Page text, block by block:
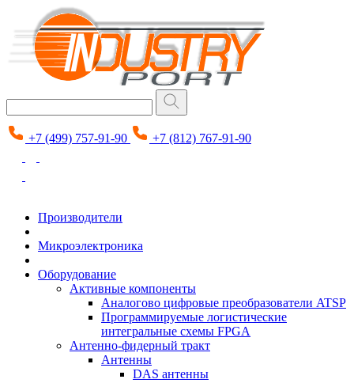
+7 (499) 757-91-90 +7 (812) 767-91-90
Производители
Микроэлектроника
Оборудование
Активные компоненты
Аналогово цифровые преобразователи ATSP
Программируемые логистические
интегральные схемы FPGA
Антенно-фидерный тракт
Антенны
DAS антенны